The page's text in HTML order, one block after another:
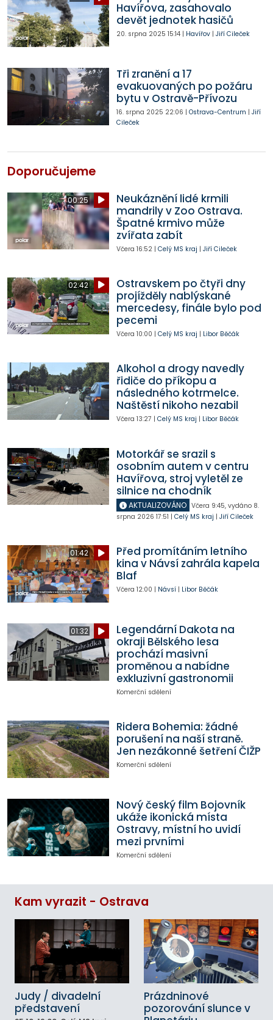
Havířova, zasahovalo
devět jednotek hasičů
20. srpna 2025 15:14| Havířov| Jiří Cileček
Tři zranění a 17
evakuovaných po požáru
bytu v Ostravě-Přívozu
16. srpna 2025 22:06 | Ostrava-Centrum | Jiří
Cileček
Doporučujeme
00:25
Neukáznění lidé krmili
mandrily v Zoo Ostrava.
Špatné krmivo může
zvířata zabít
Včera 16:52| Celý MS kraj | Jiří Cileček
02:42
Ostravskem po čtyři dny
projížděly nablýskané
mercedesy, finále bylo pod
pecemi
Včera 10:00 | Celý MS kraj | Libor Běčák
Alkohol a drogy navedly
řidiče do příkopu a
následného kotrmelce.
Naštěstí nikoho nezabil
Včera 13:27 | Celý MS kraj | Libor Běčák
Motorkář se srazil s
osobním autem v centru
Havířova, stroj vyletěl ze
silnice na chodník
AKTUALIZOVÁNO Včera 9:45, vydáno 8.
srpna 2026 17:51 | Celý MS kraj | Jiří Cileček
01:42
Před promítáním letního
kina v Návsí zahrála kapela
Blaf
Včera 12:00 | Návsí| Libor Běčák
01:32
Legendární Dakota na
okraji Bělského lesa
prochází masivní
proměnou a nabídne
exkluzivní gastronomii
Komerční sdělení
Ridera Bohemia: žádné
porušení na naší straně.
Jen nezákonné šetření ČIŽP
Komerční sdělení
Nový český film Bojovník
ukáže ikonická místa
Ostravy, místní ho uvidí
mezi prvními
Komerční sdělení
Kam vyrazit - Ostrava
Judy / divadelní
představení
Prázdninové
pozorování slunce v